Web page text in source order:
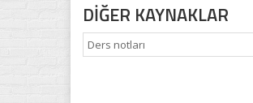
DİĞER KAYNAKLAR
Ders notları